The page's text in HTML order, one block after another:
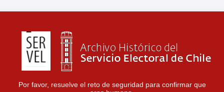
Por favor, resuelve el reto de seguridad para confirmar que